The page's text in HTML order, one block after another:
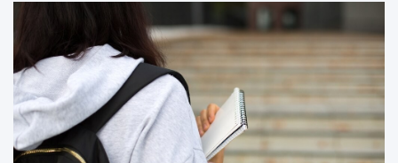
a
W
o
j
c
o
m
i
e
m